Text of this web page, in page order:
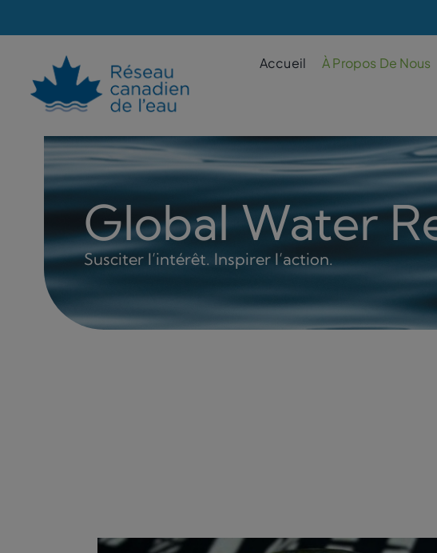
to
Accueil À Propos De Nous
Global Water
Susciter l’intérêt. Inspirer l’action.